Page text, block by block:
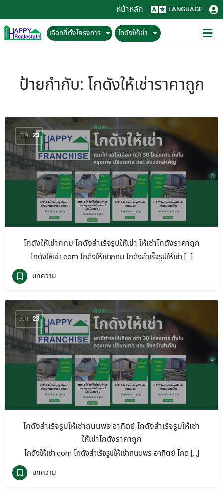
หน้าหลัก LANGUAGE
เลือกที่ตั้งโครงการ โกดังให้เช่า
ป้ายกำกับ: โกดังให้เช่าราคาถูก
ส.ค. 23
โกดังให้เช่ากทม โกดังสำเร็จรูปให้เช่า ให้เช่าโกดังราคาถูก
โกดังให้เช่า.com โกดังให้เช่ากทม โกดังสำเร็จรูปให้เช่า […]
บทความ
ส.ค. 23
โกดังสำเร็จรูปให้เช่าถนนพระอาทิตย์ โกดังสำเร็จรูปให้เช่า
ให้เช่าโกดังราคาถูก
โกดังให้เช่า.com โกดังสำเร็จรูปให้เช่าถนนพระอาทิตย์ โกด […]
บทความ